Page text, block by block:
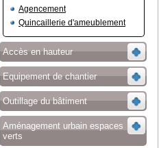
Agencement
Quincaillerie d'ameublement
Accès en hauteur
Equipement de chantier
Outillage du bâtiment
Aménagement urbain espaces
verts